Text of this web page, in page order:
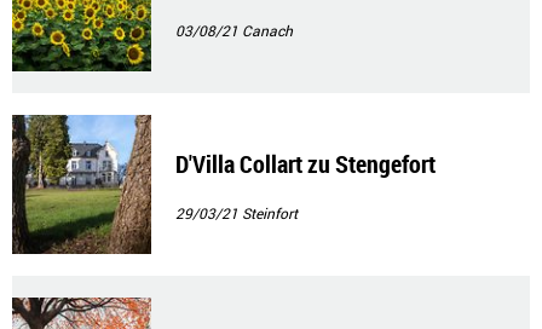
03/08/21 Canach
D'Villa Collart zu Stengefort
29/03/21 Steinfort